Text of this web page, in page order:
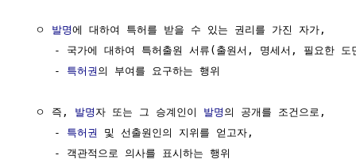
  ㅇ
발명에 대하여 특허를 받을 수 있는 권리를 가진 자가,
- 국가에 대하여 특허출원 서류(출원서, 명세서, 필요한 도
     -
특허권 의 부여를 요구하는 행위
  ㅇ 즉,
발명자 또는 그 승계인이 발명 의 공개를 조건으로,
     -
특허권
및 선출원인의 지위를 얻고자,
     - 객관적으로 의사를 표시하는 행위